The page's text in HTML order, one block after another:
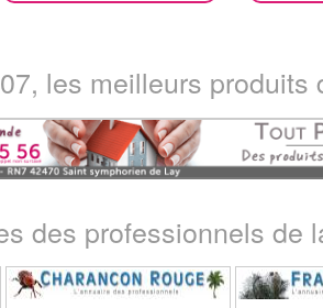
les meilleurs produits
des professionnels de